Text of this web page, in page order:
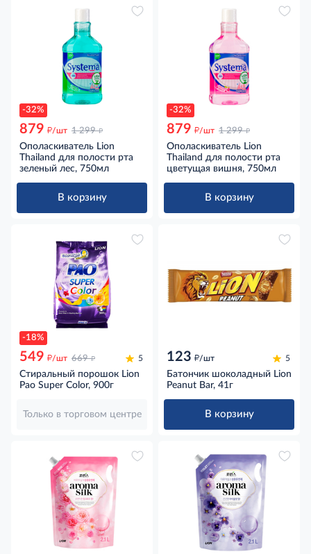
-32%
879 д/шт 1 299 д
Ополаскиватель Lion
Thailand для полости рта
зеленый лес, 750мл
В корзину
-32%
879 д/шт 1 299 д
Ополаскиватель Lion
Thailand для полости рта
цветущая вишня, 750мл
В корзину
-18%
549 д/шт 669 д 5
Стиральный порошок Lion
Pao Super Color, 900г
Только в торговом центре
123 д/шт 5
Батончик шоколадный Lion
Peanut Bar, 41г
В корзину